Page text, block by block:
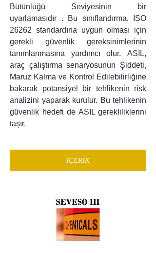
Bütünlüğü Seviyesinin bir
uyarlamasıdır . Bu sınıflandırma, ISO
26262 standardına uygun olması için
gerekli güvenlik gereksinimlerinin
tanımlanmasına yardımcı olur. ASIL,
araç çalıştırma senaryosunun Şiddeti,
Maruz Kalma ve Kontrol Edilebilirliğine
bakarak potansiyel bir tehlikenin risk
analizini yaparak kurulur. Bu tehlikenin
güvenlik hedefi de ASIL gerekliliklerini
taşır.
İÇERİK